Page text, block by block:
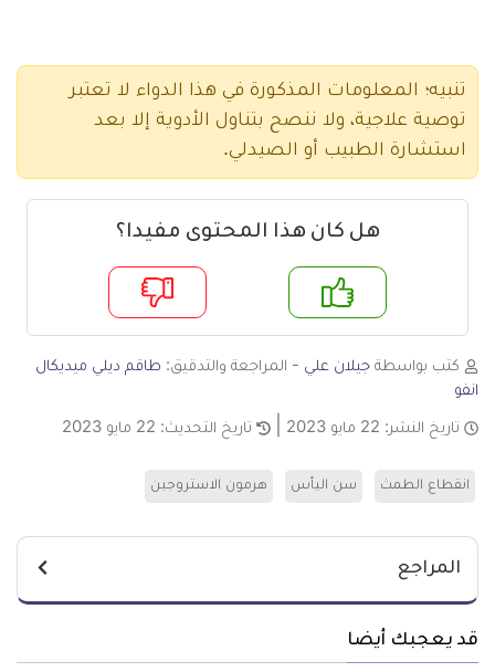
تنبيه؛ المعلومات المذكورة في هذا الدواء لا تعتبر
توصية علاجية، ولا ننصح بتناول الأدوية إلا بعد
استشارة الطبيب أو الصيدلي.
هل كان هذا المحتوى مفيدا؟
لا
كتب بواسطة جيلان علي - المراجعة والتدقيق: طاقم ديلي ميديكال
انفو
تاريخ النشر: 22 مايو 2023 تاريخ التحديث: 22 مايو 2023
انقطاع الطمث سن اليأس هرمون الاستروجين
المراجع
قد يعجبك أيضا